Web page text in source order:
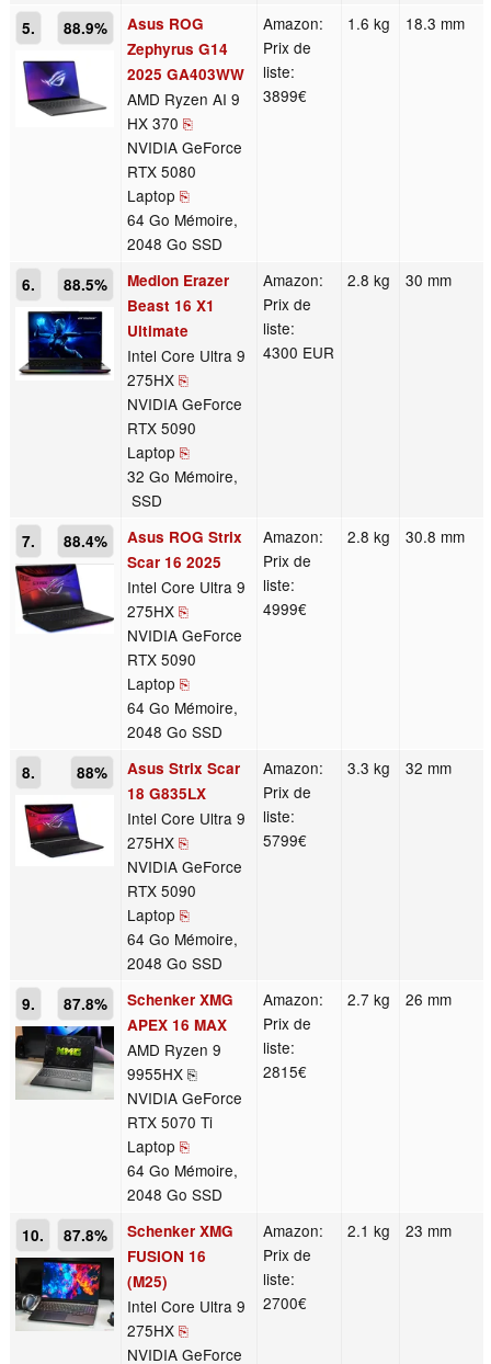
5. 88.9%
Asus ROG
Zephyrus G14
2025 GA403WW
AMD Ryzen AI 9
HX 370 ⎘
NVIDIA GeForce
RTX 5080
Laptop ⎘
64 Go Mémoire,
2048 Go SSD
Amazon:
Prix de
liste:
3899€
1.6 kg 18.3 mm
6. 88.5%
Medion Erazer
Beast 16 X1
Ultimate
Intel Core Ultra 9
275HX ⎘
NVIDIA GeForce
RTX 5090
Laptop ⎘
32 Go Mémoire,
SSD
Amazon:
Prix de
liste:
4300 EUR
2.8 kg 30 mm
7. 88.4%
Asus ROG Strix
Scar 16 2025
Intel Core Ultra 9
275HX ⎘
NVIDIA GeForce
RTX 5090
Laptop ⎘
64 Go Mémoire,
2048 Go SSD
Amazon:
Prix de
liste:
4999€
2.8 kg 30.8 mm
8. 88%
Asus Strix Scar
18 G835LX
Intel Core Ultra 9
275HX ⎘
NVIDIA GeForce
RTX 5090
Laptop ⎘
64 Go Mémoire,
2048 Go SSD
Amazon:
Prix de
liste:
5799€
3.3 kg 32 mm
9. 87.8%
Schenker XMG
APEX 16 MAX
AMD Ryzen 9
9955HX ⎘
NVIDIA GeForce
RTX 5070 Ti
Laptop ⎘
64 Go Mémoire,
2048 Go SSD
Amazon:
Prix de
liste:
2815€
2.7 kg 26 mm
10. 87.8%
Schenker XMG
FUSION 16
(M25)
Intel Core Ultra 9
275HX ⎘
NVIDIA GeForce
Amazon:
Prix de
liste:
2700€
2.1 kg 23 mm